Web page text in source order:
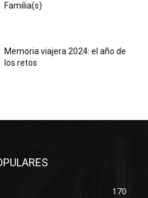
Familia(s)
Memoria viajera 2024: el año de
los retos
170